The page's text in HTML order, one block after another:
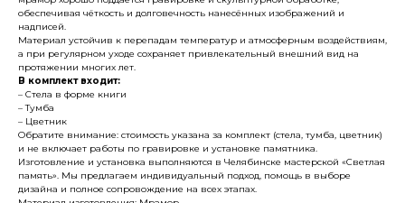
обеспечивая чёткость и долговечность нанесённых изображений и
надписей.
Материал устойчив к перепадам температур и атмосферным воздействиям,
а при регулярном уходе сохраняет привлекательный внешний вид на
протяжении многих лет.
В комплект входит:
– Стела в форме книги
– Тумба
– Цветник
Обратите внимание: стоимость указана за комплект (стела, тумба, цветник)
и не включает работы по гравировке и установке памятника.
Изготовление и установка выполняются в Челябинске мастерской «Светлая
память». Мы предлагаем индивидуальный подход, помощь в выборе
дизайна и полное сопровождение на всех этапах.